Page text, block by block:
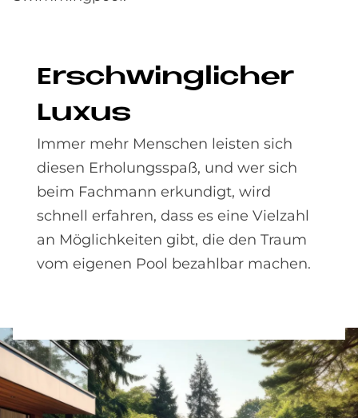
Er­schwing­li­cher
Lu­xus
Immer mehr Menschen leisten sich
diesen Erholungsspaß, und wer sich
beim Fachmann erkundigt, wird
schnell erfahren, dass es eine Vielzahl
an Möglichkeiten gibt, die den Traum
vom eigenen Pool bezahlbar machen.